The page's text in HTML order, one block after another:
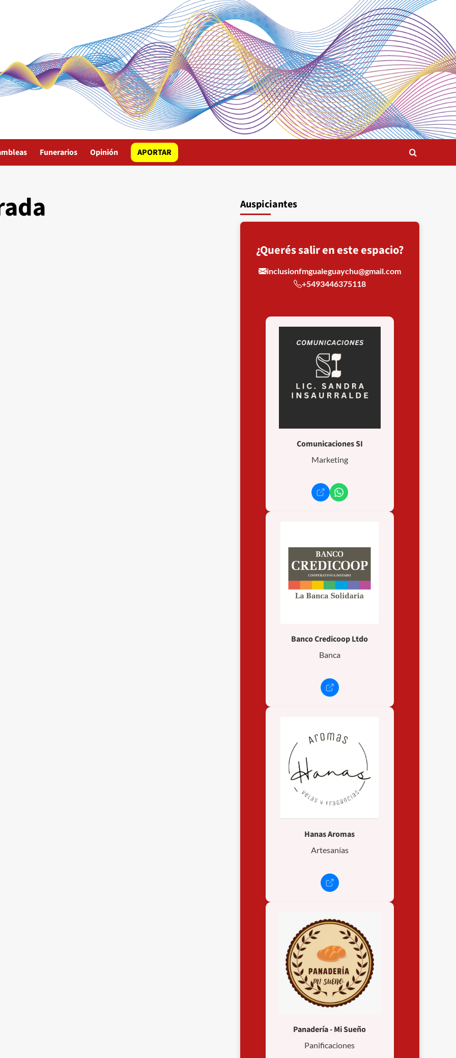
Funerarios Opinión APORTAR
Auspiciantes
¿Querés salir en este espacio?
inclusionfmgualeguaychu@gmail.com
+5493446375118
Comunicaciones SI
Marketing
Banco Credicoop Ltdo
Banca
Hanas Aromas
Artesanías
Panadería - Mi Sueño
Panificaciones